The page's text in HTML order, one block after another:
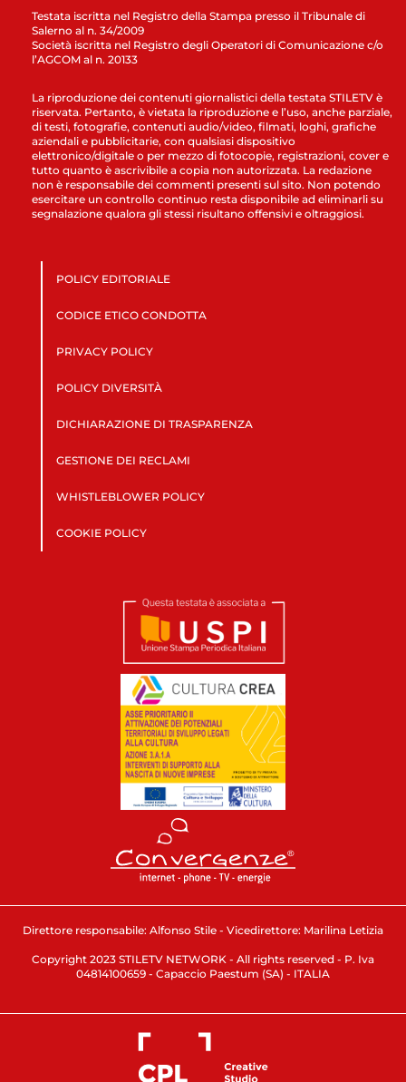
Testata iscritta nel Registro della Stampa presso il Tribunale di
Salerno al n. 34/2009
Società iscritta nel Registro degli Operatori di Comunicazione c/o
l’AGCOM al n. 20133
La riproduzione dei contenuti giornalistici della testata STILETV è
riservata. Pertanto, è vietata la riproduzione e l’uso, anche parziale,
di testi, fotografie, contenuti audio/video, filmati, loghi, grafiche
aziendali e pubblicitarie, con qualsiasi dispositivo
elettronico/digitale o per mezzo di fotocopie, registrazioni, cover e
tutto quanto è ascrivibile a copia non autorizzata. La redazione
non è responsabile dei commenti presenti sul sito. Non potendo
esercitare un controllo continuo resta disponibile ad eliminarli su
segnalazione qualora gli stessi risultano offensivi e oltraggiosi.
POLICY EDITORIALE
CODICE ETICO CONDOTTA
PRIVACY POLICY
POLICY DIVERSITÀ
DICHIARAZIONE DI TRASPARENZA
GESTIONE DEI RECLAMI
WHISTLEBLOWER POLICY
COOKIE POLICY
Direttore responsabile: Alfonso Stile - Vicedirettore: Marilina Letizia
Copyright 2023 STILETV NETWORK - All rights reserved - P. Iva
04814100659 - Capaccio Paestum (SA) - ITALIA